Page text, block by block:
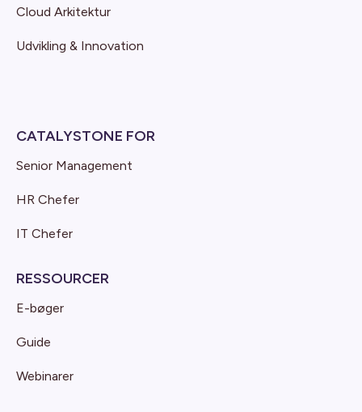
Cloud Arkitektur
Udvikling & Innovation
CATALYSTONE FOR
Senior Management
HR Chefer
IT Chefer
RESSOURCER
E-bøger
Guide
Webinarer